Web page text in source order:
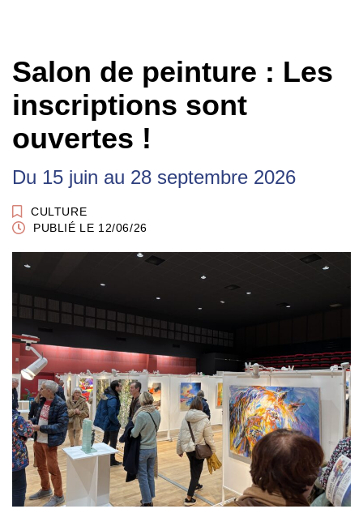
Salon de peinture : Les
inscriptions sont
ouvertes !
Du 15 juin au 28 septembre 2026
CULTURE
PUBLIÉ LE 12/06/26